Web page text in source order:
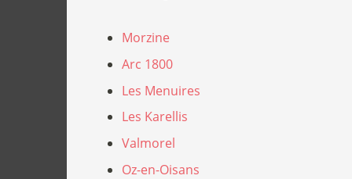
Morzine
Arc 1800
Les Menuires
Les Karellis
Valmorel
Oz-en-Oisans